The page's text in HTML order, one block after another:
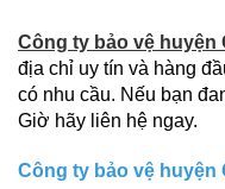
Công ty bảo vệ huyện
địa chỉ uy tín và hàng
có nhu cầu. Nếu bạn
Giờ hãy liên hệ ngay.
Công ty bảo vệ huyện